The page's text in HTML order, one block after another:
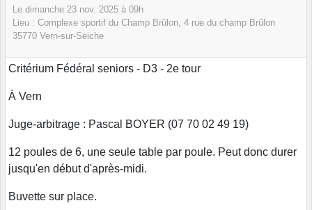
Le dimanche 23 nov. 2025 à 09h
Lieu : Complexe sportif du Champ Brûlon, 4 rue du champ Brûlon
35770 Vern-sur-Seiche
Critérium Fédéral seniors - D3 - 2e tour
À Vern
Juge-arbitrage : Pascal BOYER (07 70 02 49 19)
12 poules de 6, une seule table par poule. Peut donc durer
jusqu'en début d'après-midi.
Buvette sur place.